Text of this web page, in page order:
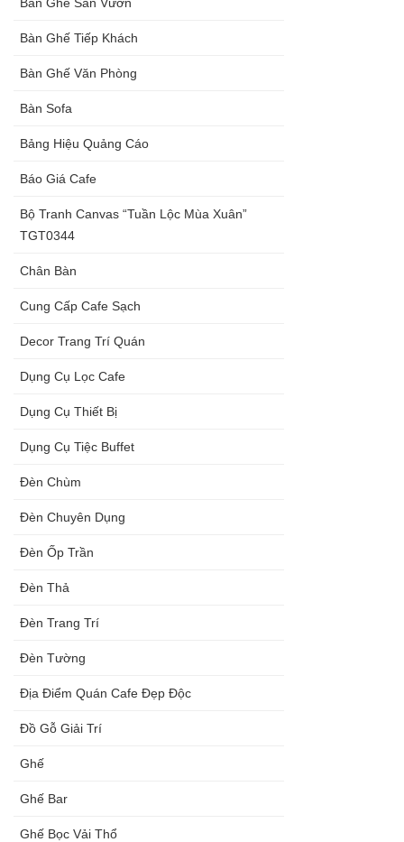
Bàn Ghế Tiếp Khách
Bàn Ghế Văn Phòng
Bàn Sofa
Bảng Hiệu Quảng Cáo
Báo Giá Cafe
Bộ Tranh Canvas “Tuần Lộc Mùa Xuân”
TGT0344
Chân Bàn
Cung Cấp Cafe Sạch
Decor Trang Trí Quán
Dụng Cụ Lọc Cafe
Dụng Cụ Thiết Bị
Dụng Cụ Tiệc Buffet
Đèn Chùm
Đèn Chuyên Dụng
Đèn Ốp Trần
Đèn Thả
Đèn Trang Trí
Đèn Tường
Địa Điểm Quán Cafe Đẹp Độc
Đồ Gỗ Giải Trí
Ghế
Ghế Bar
Ghế Bọc Vải Thổ